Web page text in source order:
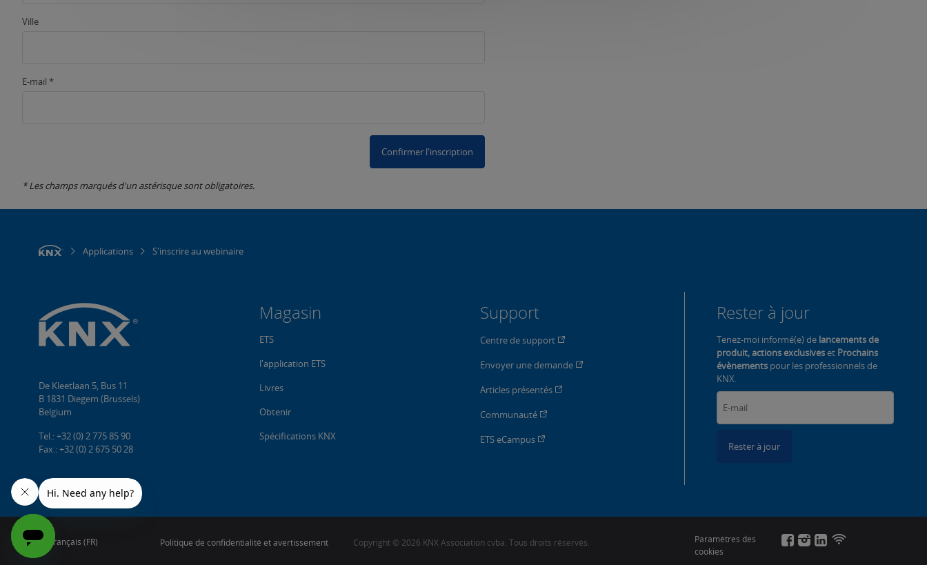
Ville
E-mail *
Confirmer l'inscription
* Les champs marqués d'un astérisque sont obligatoires.
Applications S'inscrire au webinaire
Magasin
ETS
l'application ETS
Livres
Obtenir
Spécifications KNX
Support
Centre de support
Envoyer une demande
Articles présentés
Communauté
ETS eCampus
Rester à jour
Tenez-moi informé(e) de lancements de
produit, actions exclusiveset Prochains
évènements pour les professionnels de
KNX.
Rester à jour
De Kleetlaan 5, Bus 11
B 1831 Diegem (Brussels)
Belgium
Tel.: +32 (0) 2 775 85 90
Fax.: +32 (0) 2 675 50 28
Copyright © 2026 KNX Association cvba. Tous droits réservés.
Français (FR) Politique de confidentialité et avertissement
Paramètres des
cookies